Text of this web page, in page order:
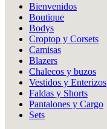
Bienvenidos
Boutique
Bodys
Croptop y Corsets
Camisas
Blazers
Chalecos y buzos
Vestidos y Enterizos
Faldas y Shorts
Pantalones y Cargo
Sets